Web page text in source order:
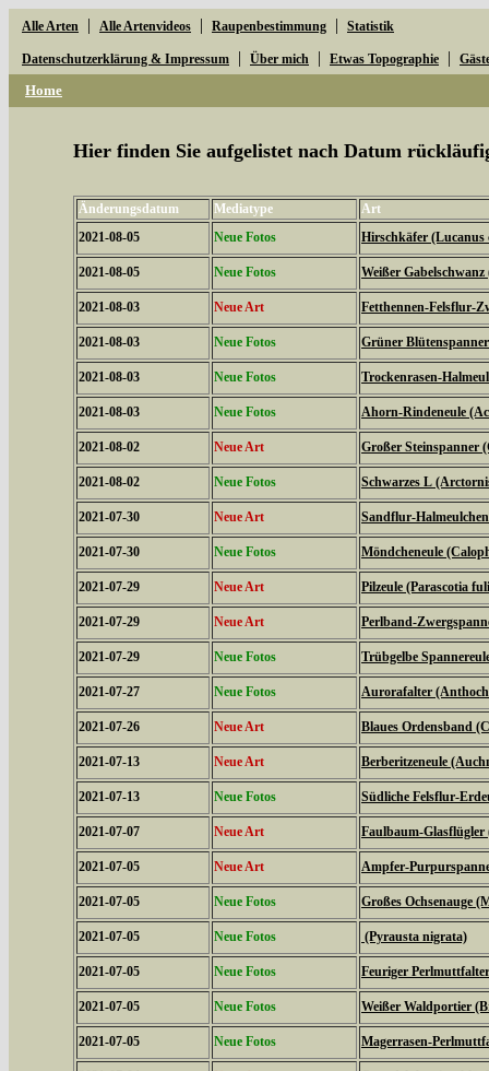
Alle Arten | Alle Artenvideos | Raupenbestimmung | Statistik
Datenschutzerklärung & Impressum | Über mich | Etwas Topographie |
Home
Hier finden Sie aufgelistet nach Datum
Änderungsdatum Mediatype
Art
2021-08-05
Neue Fotos Hirschkäfer (Lucanus
2021-08-05 Neue Fotos Weißer
2021-08-03 Neue Art Fetthennen-Felsflur-
2021-08-03 Neue Fotos Grüner
2021-08-03 Neue Fotos Trockenrasen-
2021-08-03 Neue Fotos Ahorn-Rindeneule
2021-08-02 Neue Art Großer Steinspanner
2021-08-02 Neue Fotos Schwarzes L
2021-07-30 Neue Art Sandflur-
2021-07-30 Neue Fotos Möndcheneule
2021-07-29 Neue Art Pilzeule (Parascotia
2021-07-29 Neue Art Perlband-
2021-07-29 Neue Fotos Trübgelbe
2021-07-27 Neue Fotos Aurorafalter
2021-07-26 Neue Art Blaues Ordensband
2021-07-13 Neue Art Berberitzeneule
2021-07-13 Neue Fotos Südliche Felsflur-
2021-07-07 Neue Art Faulbaum-
2021-07-05 Neue Art Ampfer-
2021-07-05 Neue Fotos Großes Ochsenauge
2021-07-05 Neue Fotos (Pyrausta nigrata)
2021-07-05 Neue Fotos Feuriger
2021-07-05 Neue Fotos Weißer Waldportier
2021-07-05 Neue Fotos Magerrasen-